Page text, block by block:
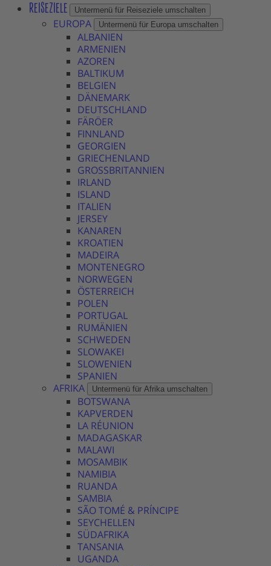
REISEZIELE Untermenü für Reiseziele umschalten
EUROPA Untermenü für Europa umschalten
ALBANIEN
ARMENIEN
AZOREN
BALTIKUM
BELGIEN
DÄNEMARK
DEUTSCHLAND
FÄRÖER
FINNLAND
GEORGIEN
GRIECHENLAND
GROSSBRITANNIEN
IRLAND
ISLAND
ITALIEN
JERSEY
KANAREN
KROATIEN
MADEIRA
MONTENEGRO
NORWEGEN
ÖSTERREICH
POLEN
PORTUGAL
RUMÄNIEN
SCHWEDEN
SLOWAKEI
SLOWENIEN
SPANIEN
AFRIKA
Untermenü für Afrika umschalten
BOTSWANA
KAPVERDEN
LA RÉUNION
MADAGASKAR
MALAWI
MOSAMBIK
NAMIBIA
RUANDA
SAMBIA
SÃO TOMÉ & PRÍNCIPE
SEYCHELLEN
SÜDAFRIKA
TANSANIA
UGANDA